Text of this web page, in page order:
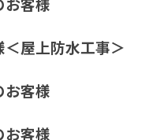
＜屋上防水工事＞
お客様
お客様